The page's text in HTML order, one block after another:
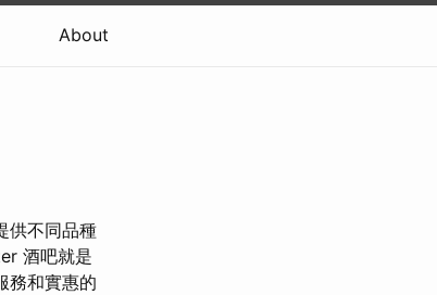
About
供不同品種
酒吧就是
務和實惠的